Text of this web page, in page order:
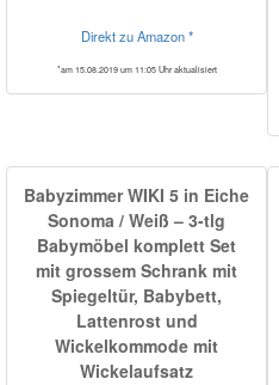
Direkt zu Amazon *
*am 15.08.2019 um 11:05 Uhr aktualisiert
Babyzimmer WIKI 5 in Eiche
Sonoma / Weiß – 3-tlg
Babymöbel komplett Set
mit grossem Schrank mit
Spiegeltür, Babybett,
Lattenrost und
Wickelkommode mit
Wickelaufsatz